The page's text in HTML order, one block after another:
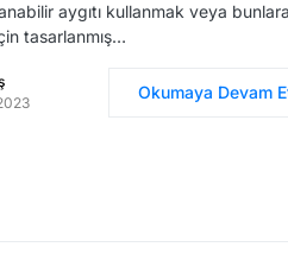
aygıtı kullanmak veya bunlara
tasarlanmış…
Okumaya Devam